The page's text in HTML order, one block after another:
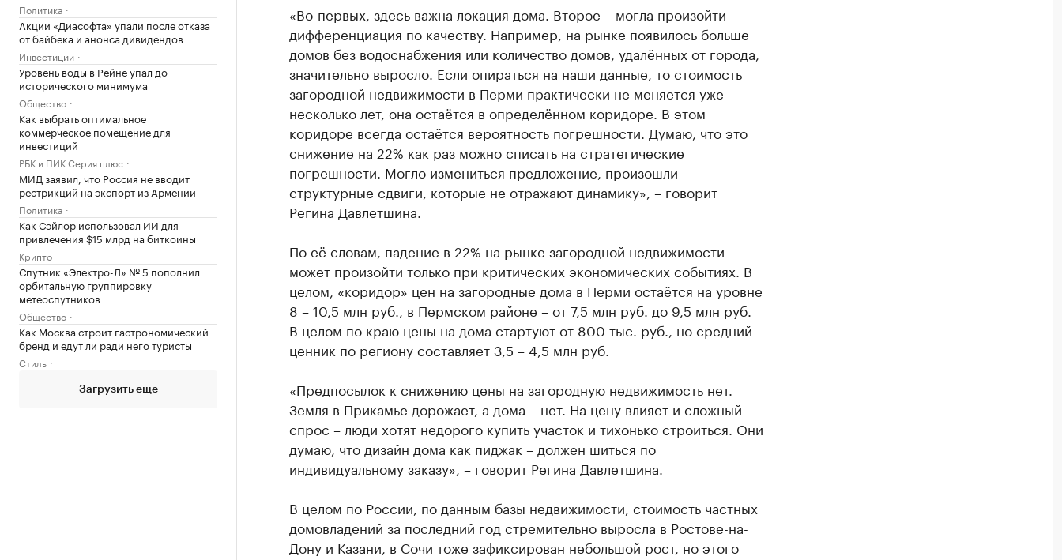
Политика
Акции «Диасофта» упали после отказа
от байбека и анонса дивидендов
Инвестиции
Уровень воды в Рейне упал до
исторического минимума
Общество
Как выбрать оптимальное
коммерческое помещение для
инвестиций
РБК и ПИК Серия плюс
МИД заявил, что Россия не вводит
рестрикций на экспорт из Армении
Политика
Как Сэйлор использовал ИИ для
привлечения $15 млрд на биткоины
Крипто
Спутник «Электро-Л» № 5 пополнил
орбитальную группировку
метеоспутников
Общество
Как Москва строит гастрономический
бренд и едут ли ради него туристы
Стиль
Загрузить еще
«Во-первых, здесь важна локация дома. Второе – могла произойти
дифференциация по качеству. Например, на рынке появилось больше
домов без водоснабжения или количество домов, удалённых от города,
значительно выросло. Если опираться на наши данные, то стоимость
загородной недвижимости в Перми практически не меняется уже
несколько лет, она остаётся в определённом коридоре. В этом
коридоре всегда остаётся вероятность погрешности. Думаю, что это
снижение на 22% как раз можно списать на стратегические
погрешности. Могло измениться предложение, произошли
структурные сдвиги, которые не отражают динамику», – говорит
Регина Давлетшина.
По её словам, падение в 22% на рынке загородной недвижимости
может произойти только при критических экономических событиях. В
целом, «коридор» цен на загородные дома в Перми остаётся на уровне
8 – 10,5 млн руб., в Пермском районе – от 7,5 млн руб. до 9,5 млн руб.
В целом по краю цены на дома стартуют от 800 тыс. руб., но средний
ценник по региону составляет 3,5 – 4,5 млн руб.
«Предпосылок к снижению цены на загородную недвижимость нет.
Земля в Прикамье дорожает, а дома – нет. На цену влияет и сложный
спрос – люди хотят недорого купить участок и тихонько строиться. Они
думаю, что дизайн дома как пиджак – должен шиться по
индивидуальному заказу», – говорит Регина Давлетшина.
В целом по России, по данным базы недвижимости, стоимость частных
домовладений за последний год стремительно выросла в Ростове-на-
Дону и Казани, в Сочи тоже зафиксирован небольшой рост, но этого